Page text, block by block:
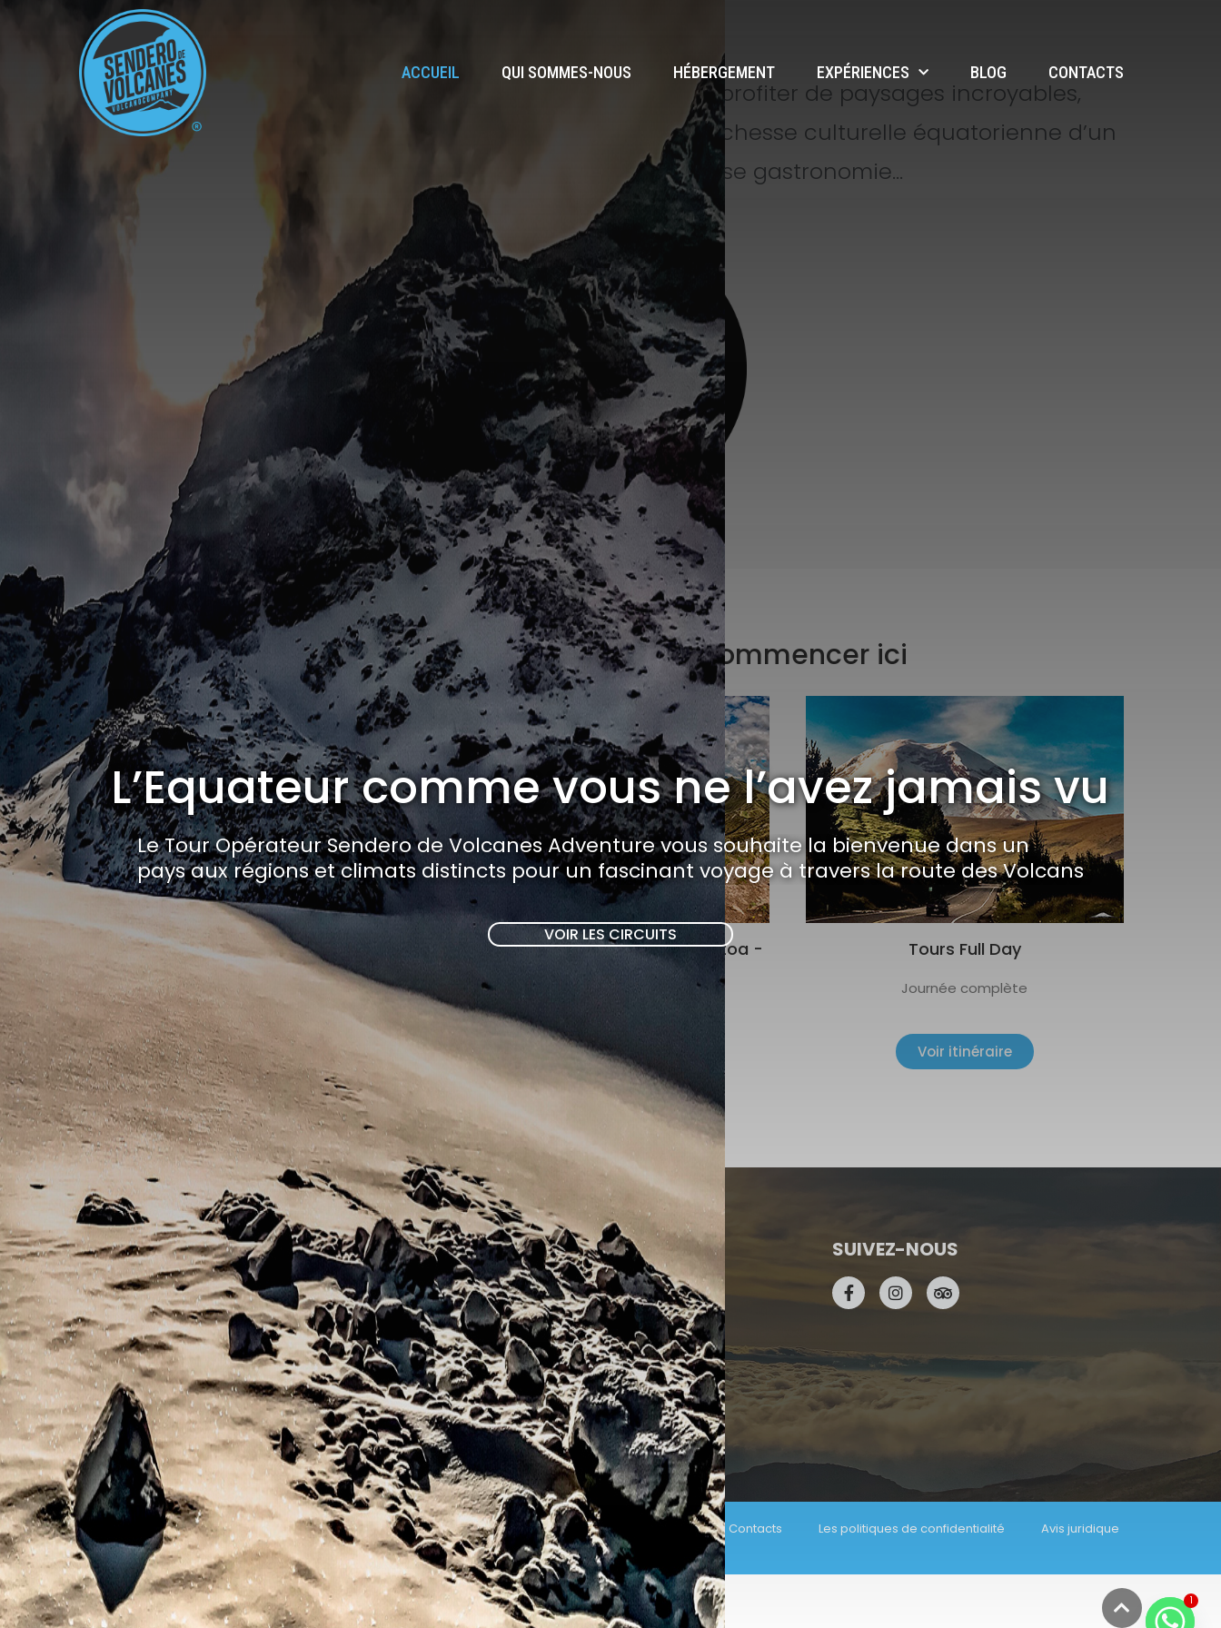
ACCUEIL QUI SOMMES-NOUS HÉBERGEMENT EXPÉRIENCES BLOG CONTACTS
Le Tour Opérateur Sendero de Volcanes Adventure vous souhaite la bienvenue dans un
pays aux régions et climats distincts pour un fascinant voyage à travers la route des Volcans
L’Equateur comme vous ne l’avez jamais vu
VOIR LES CIRCUITS
Bienvenue sur la route des Volcans
où vous pourrez profiter de paysages incroyables,
rencontrer la faune et la flore de la région, ainsi que la richesse culturelle équatorienne d’un
pays mystique et doté d’une délicieuse gastronomie…
Ta prochaine aventure peut commencer ici
CUMBRE CAYAMBE- CHIMBORAZO (4
MONTAGNES)
8 jours / 7 nuits
Voir itinéraire
Volcan Cotopaxi - Laguna Quilotoa -
Cumbre Chimborazo
Voir itinéraire
Tours Full Day
Journée complète
Voir itinéraire
CONTACT
SENDERO DE VOLCANES VOLCANOCOMPANY S.A.S.
Av. Velasco Ibarra y Víctor Emilio Estrada
Latacunga - Ecuador
593-385487
+593 992024428
senderodevolcanescompany@gmail.com
INFORMATION
» à propos de Latacunga
» Hébergement
» Blog
SUIVEZ-NOUS
© 2023 Sendero de Volcanes. All Rights Reserved.
Website byIndex.pe
Contacts Les politiques de confidentialité Avis juridique
1